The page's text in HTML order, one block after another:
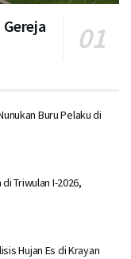
Buru Pelaku di
Triwulan I-2026,
Hujan Es di Krayan